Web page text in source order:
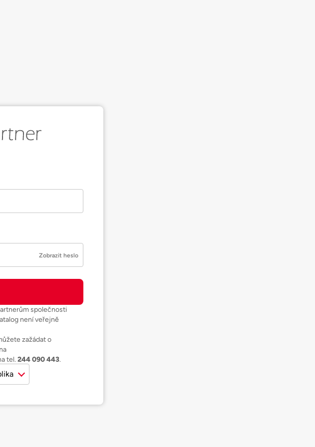
Zobrazit heslo
společnosti
není veřejně
zažádat o
tel. 244 090 443.